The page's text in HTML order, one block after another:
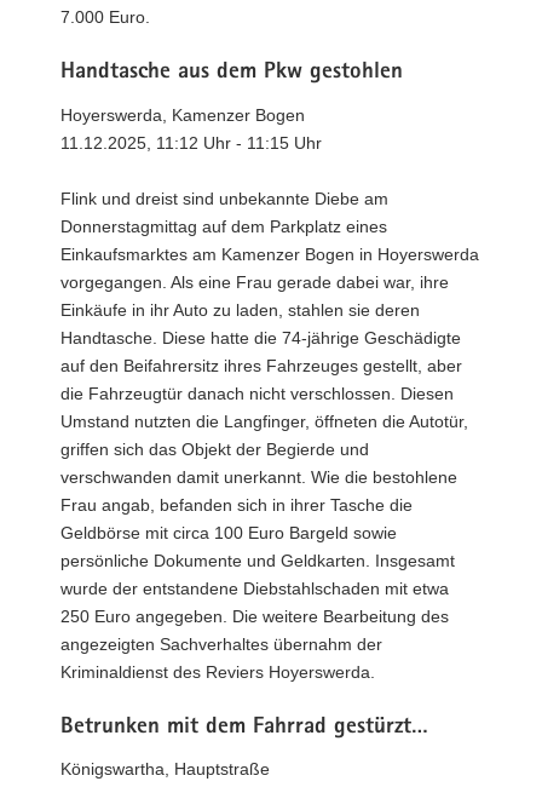
7.000 Euro.
Handtasche aus dem Pkw gestohlen
Hoyerswerda, Kamenzer Bogen
11.12.2025, 11:12 Uhr - 11:15 Uhr
Flink und dreist sind unbekannte Diebe am
Donnerstagmittag auf dem Parkplatz eines
Einkaufsmarktes am Kamenzer Bogen in Hoyerswerda
vorgegangen. Als eine Frau gerade dabei war, ihre
Einkäufe in ihr Auto zu laden, stahlen sie deren
Handtasche. Diese hatte die 74-jährige Geschädigte
auf den Beifahrersitz ihres Fahrzeuges gestellt, aber
die Fahrzeugtür danach nicht verschlossen. Diesen
Umstand nutzten die Langfinger, öffneten die Autotür,
griffen sich das Objekt der Begierde und
verschwanden damit unerkannt. Wie die bestohlene
Frau angab, befanden sich in ihrer Tasche die
Geldbörse mit circa 100 Euro Bargeld sowie
persönliche Dokumente und Geldkarten. Insgesamt
wurde der entstandene Diebstahlschaden mit etwa
250 Euro angegeben. Die weitere Bearbeitung des
angezeigten Sachverhaltes übernahm der
Kriminaldienst des Reviers Hoyerswerda.
Betrunken mit dem Fahrrad gestürzt…
Königswartha, Hauptstraße